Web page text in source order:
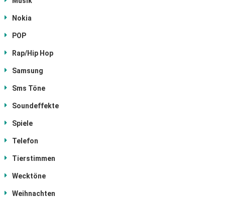
Nokia
POP
Rap/Hip Hop
Samsung
Sms Töne
Soundeffekte
Spiele
Telefon
Tierstimmen
Wecktöne
Weihnachten